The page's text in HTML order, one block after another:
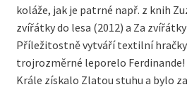
koláže, jak je patrné např. z knih
zvířátky do lesa (2012) a Za
Příležitostně vytváří textilní hračky
trojrozměrné leporelo Ferdinande!
Krále získalo Zlatou stuhu a bylo